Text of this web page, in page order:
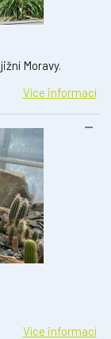
Moravy.
Více informací
Více informací